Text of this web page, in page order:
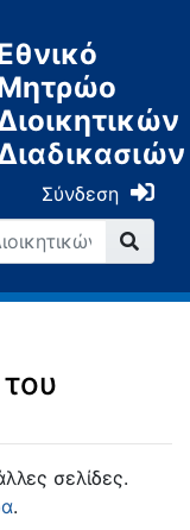
Σύνδεση
σελίδες.
.